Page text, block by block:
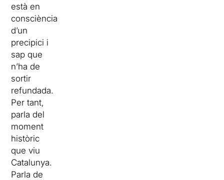
està en
consciència
d’un
precipici i
sap que
n’ha de
sortir
refundada.
Per tant,
parla del
moment
històric
que viu
Catalunya.
Parla de